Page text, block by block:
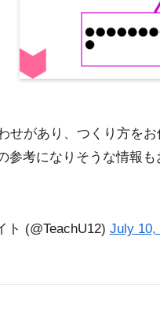
せがあり、つくり方を
考になりそうな情報
(@TeachU12) July 10,